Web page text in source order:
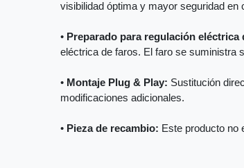
visibilidad óptima y mayor seguridad en
• Preparado para regulación eléctrica
eléctrica de faros. El faro se suministra
• Montaje Plug & Play: Sustitución
modificaciones adicionales.
• Pieza de recambio: Este producto no